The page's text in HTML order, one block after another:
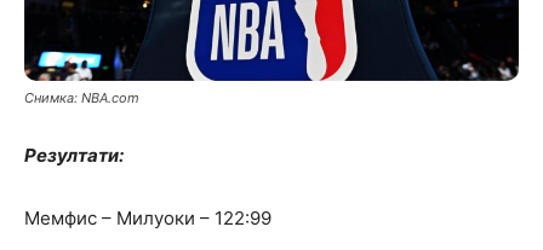
Снимка: NBA.com
Резултати:
Мемфис – Милуоки – 122:99